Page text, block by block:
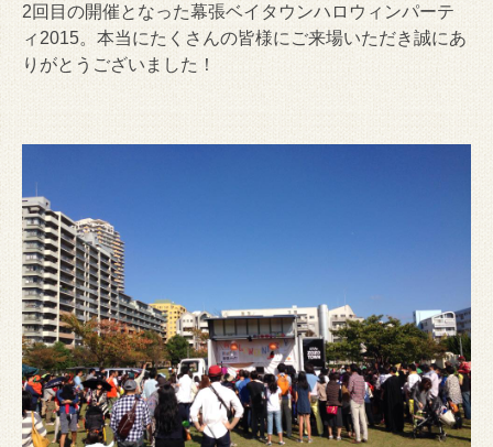
2回目の開催となった幕張ベイタウンハロウィンパーテ
ィ2015。本当にたくさんの皆様にご来場いただき誠にあ
りがとうございました！